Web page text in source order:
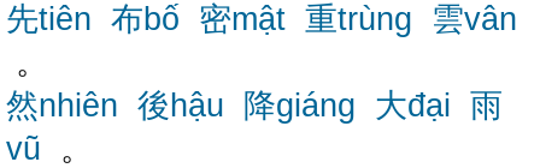
先tiên 布bố 密mật 重trùng
雲vân
。
然nhiên 後hậu 降giáng 大đại 雨
vũ 。